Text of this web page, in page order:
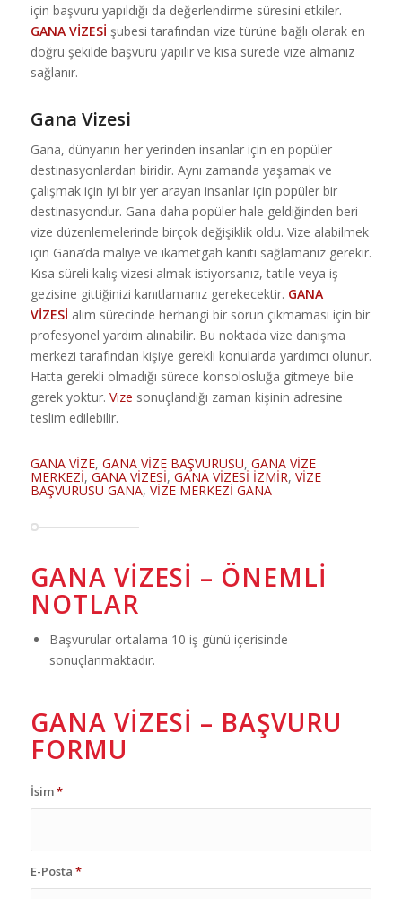
için başvuru yapıldığı da değerlendirme süresini etkiler.
GANA VİZESİ şubesi tarafından vize türüne bağlı olarak en
doğru şekilde başvuru yapılır ve kısa sürede vize almanız
sağlanır.
Gana Vizesi
Gana, dünyanın her yerinden insanlar için en popüler
destinasyonlardan biridir. Aynı zamanda yaşamak ve
çalışmak için iyi bir yer arayan insanlar için popüler bir
destinasyondur. Gana daha popüler hale geldiğinden beri
vize düzenlemelerinde birçok değişiklik oldu. Vize alabilmek
için Gana’da maliye ve ikametgah kanıtı sağlamanız gerekir.
Kısa süreli kalış vizesi almak istiyorsanız, tatile veya iş
gezisine gittiğinizi kanıtlamanız gerekecektir. GANA
VİZESİ alım sürecinde herhangi bir sorun çıkmaması için bir
profesyonel yardım alınabilir. Bu noktada vize danışma
merkezi tarafından kişiye gerekli konularda yardımcı olunur.
Hatta gerekli olmadığı sürece konsolosluğa gitmeye bile
gerek yoktur. Vize sonuçlandığı zaman kişinin adresine
teslim edilebilir.
GANA VİZE, GANA VİZE BAŞVURUSU, GANA VİZE
MERKEZİ, GANA VİZESİ, GANA VİZESİ İZMİR, VİZE
BAŞVURUSU GANA, VİZE MERKEZİ GANA
GANA VIZESI – ÖNEMLI
NOTLAR
Başvurular ortalama 10 iş günü içerisinde
sonuçlanmaktadır.
GANA VIZESI – BAŞVURU
FORMU
İsim*
E-Posta *